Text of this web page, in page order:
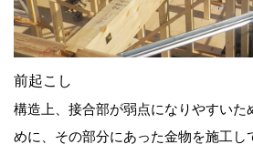
前起こし
構造上、接合部が弱点になりやすいた
めに、その部分にあった金物を施工し